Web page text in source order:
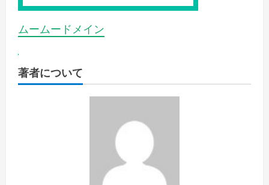
ムームードメイン
著者について